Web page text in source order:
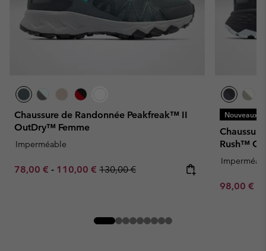
Chaussure de Randonnée Peakfreak™ II
OutDry™ Femme
Imperméable
Minimum sale price:
78,00 € - Maximum sale price:
110,00 € Regular price:
130,00 €
Nouveaux
Rush™
Minimum
98,00 €